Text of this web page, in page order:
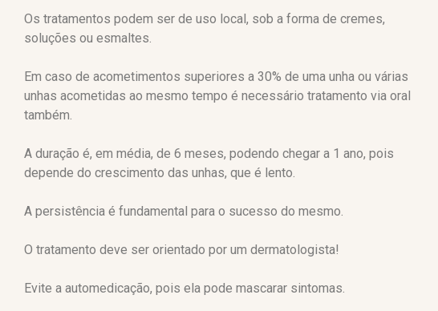
Os tratamentos podem ser de uso local, sob a forma de cremes,
soluções ou esmaltes.
Em caso de acometimentos superiores a 30% de uma unha ou várias
unhas acometidas ao mesmo tempo é necessário tratamento via oral
também.
A duração é, em média, de 6 meses, podendo chegar a 1 ano, pois
depende do crescimento das unhas, que é lento.
A persistência é fundamental para o sucesso do mesmo.
O tratamento deve ser orientado por um dermatologista!
Evite a automedicação, pois ela pode mascarar sintomas.